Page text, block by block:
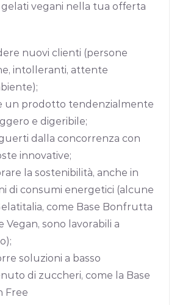
vegani nella tua offerta
nuovi clienti (persone
intolleranti, attente
un prodotto tendenzialmente
e digeribile;
dalla concorrenza con
innovative;
la sostenibilità, anche in
di consumi energetici (alcune
come Base Bonfrutta
Vegan, sono lavorabili a
soluzioni a basso
di zuccheri, come la Base
Free